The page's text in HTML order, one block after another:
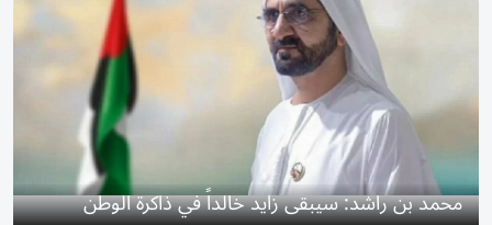
محمد بن راشد: سيبقى زايد خالداً في ذاكرة الوطن